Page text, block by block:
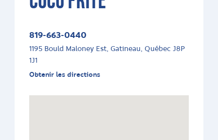
819-663-0440
1195 Bould Maloney Est, Gatineau, Québec J8P
1J1
Obtenir les directions